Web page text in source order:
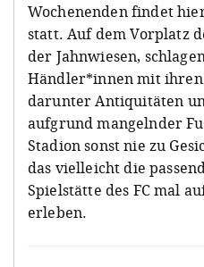
Wochenenden findet
statt. Auf dem Vorplatz
der Jahnwiesen,
Händler*innen mit ihren
darunter Antiquitäten
aufgrund mangelnder
Stadion sonst nie zu
das vielleicht die
Spielstätte des FC mal
erleben.